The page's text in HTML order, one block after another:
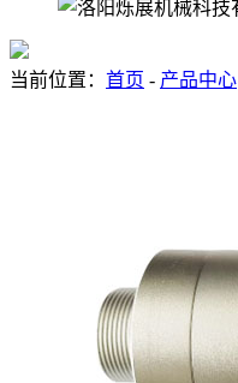
当前位置： 首页 - 产品中心